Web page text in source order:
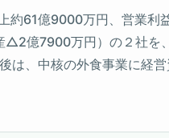
約61億9000万円、営業
億7900万円）の２社を
、中核の外食事業に経